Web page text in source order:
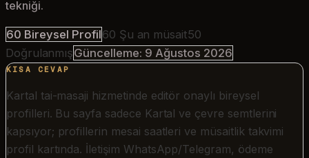
tekniği.
60 Bireysel Profil60 Şu an müsait50
DoğrulanmışGüncelleme: 9 Ağustos 2026
KISA CEVAP
Kartal tai-masaji hizmetinde editör onaylı bireysel
profilleri. Bu sayfa sadece Kartal ve çevre semtlerini
kapsıyor; profillerin mesai saatleri ve müsaitlik takvimi
profil kartında. İletişim WhatsApp/Telegram, ödeme